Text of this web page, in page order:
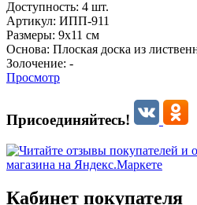
Доступность: 4 шт.
Артикул: ИПП-911
Размеры: 9х11 см
Основа: Плоская доска из
Золочение: -
Просмотр
Присоединяйтесь!
Кабинет покупателя